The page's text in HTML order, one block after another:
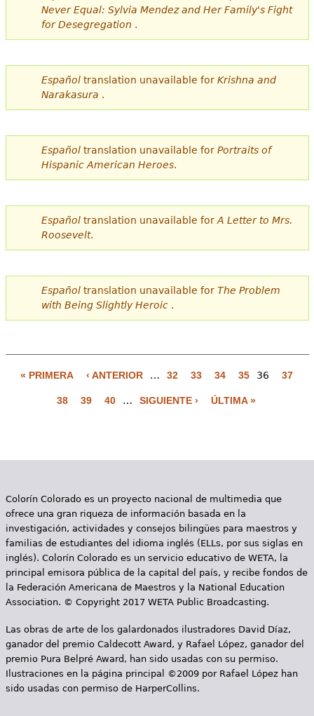
Never Equal: Sylvia Mendez and Her Family's Fight
for Desegregation .
Españoltranslation unavailable for Krishna and
Narakasura .
Españoltranslation unavailable for Portraits of
Hispanic American Heroes.
Españoltranslation unavailable for A Letter to Mrs.
Roosevelt.
Españoltranslation unavailable for The Problem
with Being Slightly Heroic .
i
a
s
« PRIMERA ‹ ANTERIOR … 32 33 34 35 36 37
38 39 40 … SIGUIENTE › ÚLTIMA »
Colorín Colorado es un proyecto nacional de multimedia que
ofrece una gran riqueza de información basada en la
investigación, actividades y consejos bilingües para maestros y
familias de estudiantes del idioma inglés (ELLs, por sus siglas en
inglés). Colorín Colorado es un servicio educativo de WETA, la
principal emisora pública de la capital del país, y recibe fondos de
la Federación Americana de Maestros y la National Education
Association. © Copyright 2017 WETA Public Broadcasting.
Las obras de arte de los galardonados ilustradores David Díaz,
ganador del premio Caldecott Award, y Rafael López, ganador del
premio Pura Belpré Award, han sido usadas con su permiso.
Ilustraciones en la página principal ©2009 por Rafael López han
sido usadas con permiso de HarperCollins.